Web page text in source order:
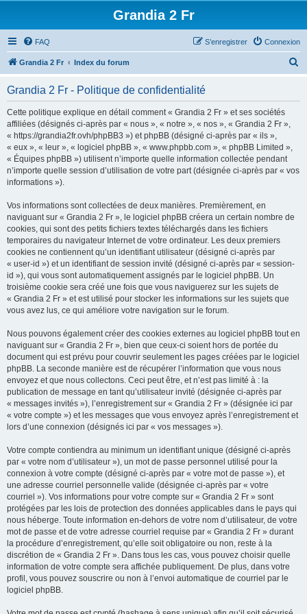
Grandia 2 Fr
FAQ Connexion
S’enregistrer
Grandia 2 Fr Index du forum
Grandia 2 Fr - Politique de confidentialité
Cette politique explique en détail comment « Grandia 2 Fr » et ses sociétés
affiliées (désignés ci-après par « nous », « notre », « nos », « Grandia 2 Fr »,
« https://grandia2fr.ovh/phpBB3 ») et phpBB (désigné ci-après par « ils »,
« eux », « leur », « logiciel phpBB », « www.phpbb.com », « phpBB Limited »,
« Équipes phpBB ») utilisent n’importe quelle information collectée pendant
n’importe quelle session d’utilisation de votre part (désignée ci-après par « vos
informations »).
Vos informations sont collectées de deux manières. Premièrement, en
naviguant sur « Grandia 2 Fr », le logiciel phpBB créera un certain nombre de
cookies, qui sont des petits fichiers textes téléchargés dans les fichiers
temporaires du navigateur Internet de votre ordinateur. Les deux premiers
cookies ne contiennent qu’un identifiant utilisateur (désigné ci-après par
« user-id ») et un identifiant de session invité (désigné ci-après par « session-
id »), qui vous sont automatiquement assignés par le logiciel phpBB. Un
troisième cookie sera créé une fois que vous naviguerez sur les sujets de
« Grandia 2 Fr » et est utilisé pour stocker les informations sur les sujets que
vous avez lus, ce qui améliore votre navigation sur le forum.
Nous pouvons également créer des cookies externes au logiciel phpBB tout en
naviguant sur « Grandia 2 Fr », bien que ceux-ci soient hors de portée du
document qui est prévu pour couvrir seulement les pages créées par le logiciel
phpBB. La seconde manière est de récupérer l’information que vous nous
envoyez et que nous collectons. Ceci peut être, et n’est pas limité à : la
publication de message en tant qu’utilisateur invité (désignée ci-après par
« messages invités »), l’enregistrement sur « Grandia 2 Fr » (désignée ici par
« votre compte ») et les messages que vous envoyez après l’enregistrement et
lors d’une connexion (désignés ici par « vos messages »).
Votre compte contiendra au minimum un identifiant unique (désigné ci-après
par « votre nom d’utilisateur »), un mot de passe personnel utilisé pour la
connexion à votre compte (désigné ci-après par « votre mot de passe »), et
une adresse courriel personnelle valide (désignée ci-après par « votre
courriel »). Vos informations pour votre compte sur « Grandia 2 Fr » sont
protégées par les lois de protection des données applicables dans le pays qui
nous héberge. Toute information en-dehors de votre nom d’utilisateur, de votre
mot de passe et de votre adresse courriel requise par « Grandia 2 Fr » durant
la procédure d’enregistrement, qu’elle soit obligatoire ou non, reste à la
discrétion de « Grandia 2 Fr ». Dans tous les cas, vous pouvez choisir quelle
information de votre compte sera affichée publiquement. De plus, dans votre
profil, vous pouvez souscrire ou non à l’envoi automatique de courriel par le
logiciel phpBB.